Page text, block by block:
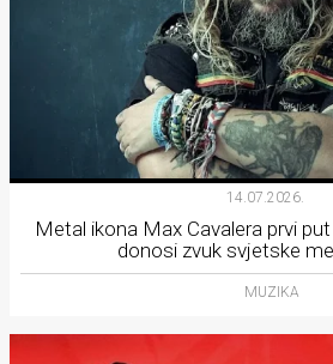
14.07.2026.
Metal ikona Max Cavalera prvi
donosi zvuk svjetske
MUZIKA